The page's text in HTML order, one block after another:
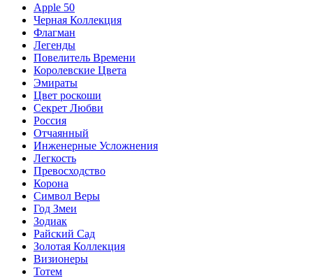
Apple 50
Черная Коллекция
Флагман
Легенды
Повелитель Времени
Королевские Цвета
Эмираты
Цвет роскоши
Секрет Любви
Россия
Отчаянный
Инженерные Усложнения
Легкость
Превосходство
Корона
Символ Веры
Год Змеи
Зодиак
Райский Сад
Золотая Коллекция
Визионеры
Тотем